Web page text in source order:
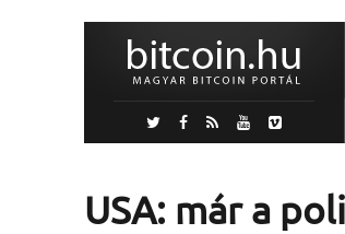
USA: már a